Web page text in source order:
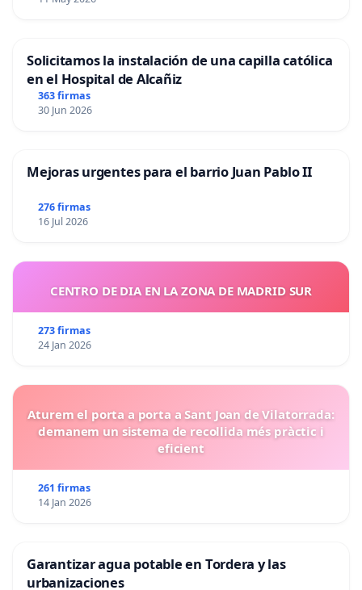
Solicitamos la instalación de una capilla católica
en el Hospital de Alcañiz
363 firmas
30 Jun 2026
Mejoras urgentes para el barrio Juan Pablo II
276 firmas
16 Jul 2026
CENTRO DE DIA EN LA ZONA DE MADRID SUR
273 firmas
24 Jan 2026
Aturem el porta a porta a Sant Joan de Vilatorrada:
demanem un sistema de recollida més pràctic i
eficient
261 firmas
14 Jan 2026
Garantizar agua potable en Tordera y las
urbanizaciones